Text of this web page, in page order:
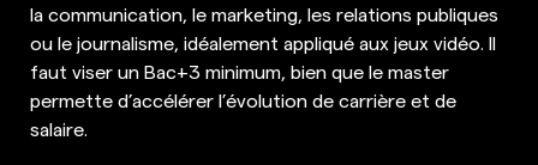
la communication, le marketing, les relations publiques
ou le journalisme, idéalement appliqué aux jeux vidéo. Il
faut viser un Bac+3 minimum, bien que le master
permette d’accélérer l’évolution de carrière et de
salaire.